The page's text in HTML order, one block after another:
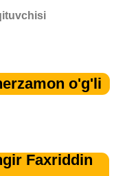
o'g'li
Faxriddin